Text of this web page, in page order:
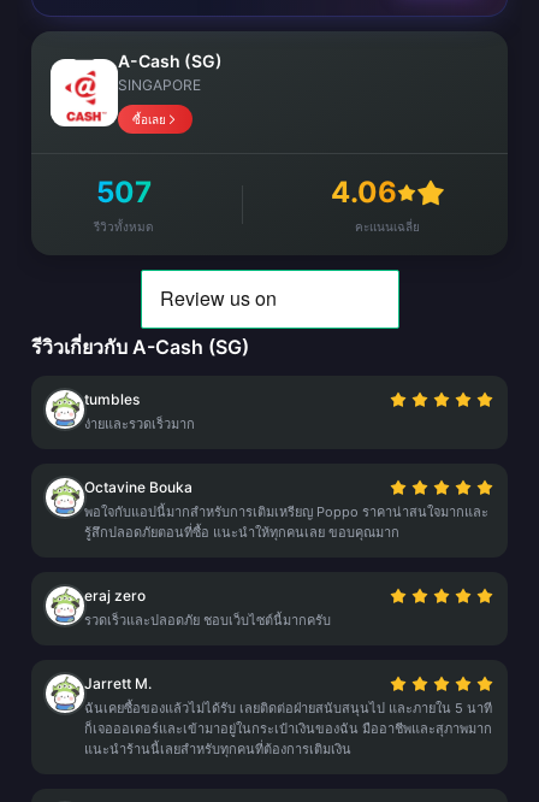
A-Cash (SG)
SINGAPORE
ซื้อเลย
507
รีวิวทั้งหมด
4.06
คะแนนเฉลี่ย
รีวิวเกี่ยวกับ A-Cash (SG)
tumbles
ง่ายและรวดเร็วมาก
Octavine Bouka
พอใจกับแอปนี้มากสำหรับการเติมเหรียญ Poppo ราคาน่าสนใจมากและ
รู้สึกปลอดภัยตอนที่ซื้อ แนะนำให้ทุกคนเลย ขอบคุณมาก
eraj zero
รวดเร็วและปลอดภัย ชอบเว็บไซต์นี้มากครับ
Jarrett M.
ฉันเคยซื้อของแล้วไม่ได้รับ เลยติดต่อฝ่ายสนับสนุนไป และภายใน 5 นาที
ก็เจอออเดอร์และเข้ามาอยู่ในกระเป๋าเงินของฉัน มืออาชีพและสุภาพมาก
แนะนำร้านนี้เลยสำหรับทุกคนที่ต้องการเติมเงิน